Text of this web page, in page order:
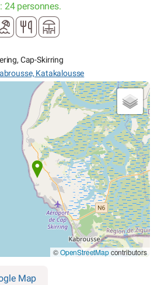
24 personnes.
Cap-Skirring
Katakalousse
©OpenStreetMapcontributors
Map